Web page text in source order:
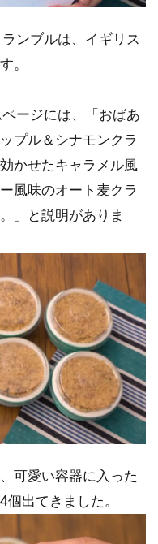
ンブルは、イギリス
。
ージには、「おばあ
プル＆シナモンクラ
かせたキャラメル風
風味のオート麦クラ
」と説明がありま
可愛い容器に入った
出てきました。